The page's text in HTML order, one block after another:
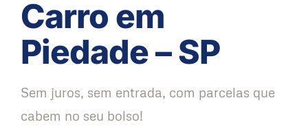
Carro em
Piedade – SP
Sem juros, sem entrada, com parcelas que
cabem no seu bolso!